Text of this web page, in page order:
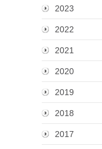
2023
2022
2021
2020
2019
2018
2017